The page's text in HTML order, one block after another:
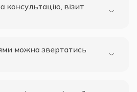
консультацію, візит
можна звертатись